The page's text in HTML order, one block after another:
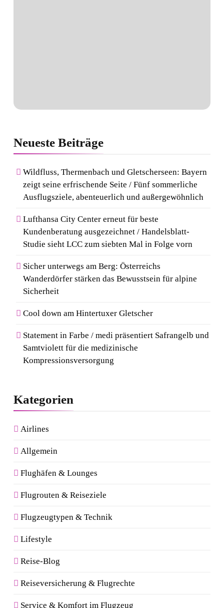
Neueste Beiträge
Wildfluss, Thermenbach und Gletscherseen: Bayern
zeigt seine erfrischende Seite / Fünf sommerliche
Ausflugsziele, abenteuerlich und außergewöhnlich
Lufthansa City Center erneut für beste
Kundenberatung ausgezeichnet / Handelsblatt-
Studie sieht LCC zum siebten Mal in Folge vorn
Sicher unterwegs am Berg: Österreichs
Wanderdörfer stärken das Bewusstsein für alpine
Sicherheit
Cool down am Hintertuxer Gletscher
Statement in Farbe / medi präsentiert Safrangelb und
Samtviolett für die medizinische
Kompressionsversorgung
Kategorien
Airlines
Allgemein
Flughäfen & Lounges
Flugrouten & Reiseziele
Flugzeugtypen & Technik
Lifestyle
Reise-Blog
Reiseversicherung & Flugrechte
Service & Komfort im Flugzeug